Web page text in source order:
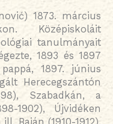
1873. március
Középiskoláit
tanulmányait
1893 és 1897
1897. június
Herecegszántón
Szabadkán, a
1902), Újvidéken